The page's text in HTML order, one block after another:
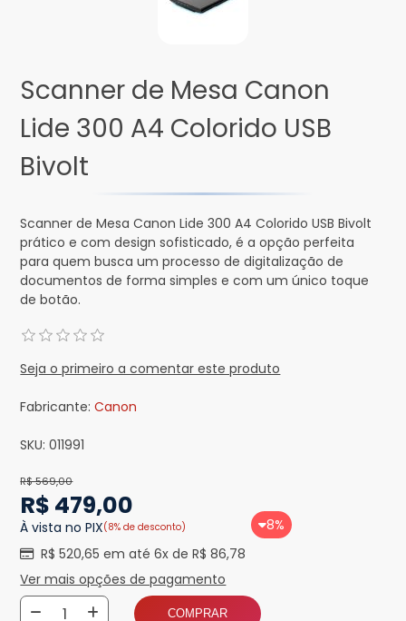
Scanner de Mesa Canon
Lide 300 A4 Colorido USB
Bivolt
Scanner de Mesa Canon Lide 300 A4 Colorido USB Bivolt
prático e com design sofisticado, é a opção perfeita
para quem busca um processo de digitalização de
documentos de forma simples e com um único toque
de botão.
Seja o primeiro a comentar este produto
Fabricante: Canon
SKU: 011991
R$ 569,00
R$ 479,00
À vista no PIX(8% de desconto)
R$ 520,65 em até 6x de R$ 86,78
Ver mais opções de pagamento
8%
COMPRAR